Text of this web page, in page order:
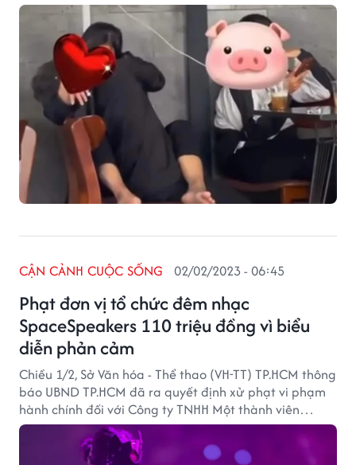
Phạt đơn vị tổ chức đêm nhạc
SpaceSpeakers 110 triệu đồng vì biểu
diễn phản cảm
CẬN CẢNH CUỘC SỐNG 02/02/2023 - 06:45
Chiều 1/2, Sở Văn hóa - Thể thao (VH-TT) TP.HCM thông
báo UBND TP.HCM đã ra quyết định xử phạt vi phạm
hành chính đối với Công ty TNHH Một thành viên
quảng cáo truyền thông Người hâm mộ Việt - đơn vị tổ
chức chương trình "Spacespeakers live concert – The